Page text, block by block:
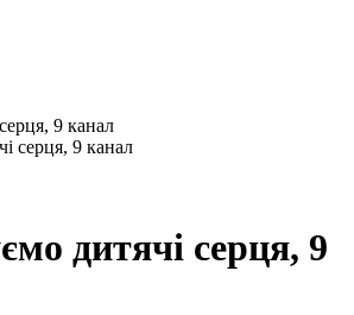
9 канал
дитячі серця, 9